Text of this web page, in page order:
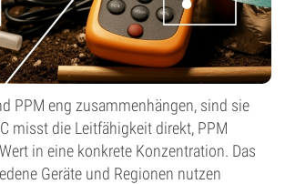
PPM eng zusammenhängen, sind sie
misst die Leitfähigkeit direkt, PPM
in eine konkrete Konzentration. Das
Geräte und Regionen nutzen